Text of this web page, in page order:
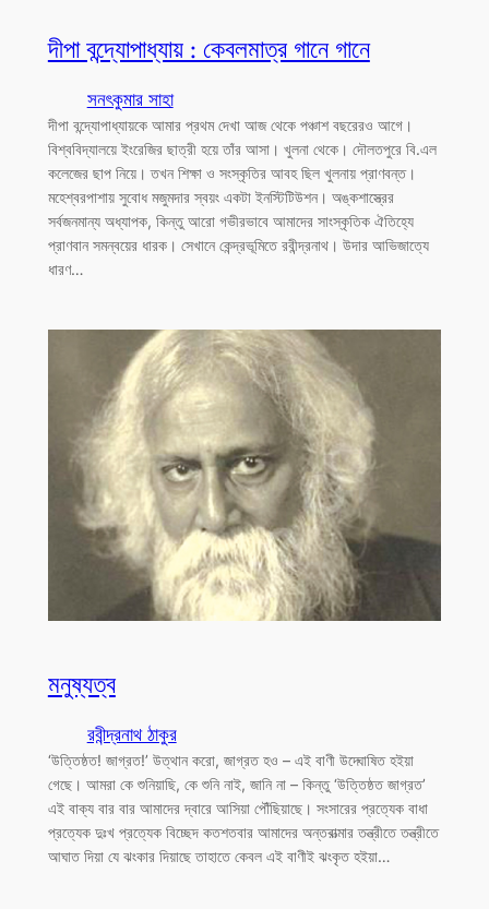
দীপা বন্দ্যোপাধ্যায় : কেবলমাত্র গানে গানে
সনৎকুমার সাহা
দীপা বন্দ্যোপাধ্যায়কে আমার প্রথম দেখা আজ থেকে পঞ্চাশ বছরেরও আগে।
বিশ্ববিদ্যালয়ে ইংরেজির ছাত্রী হয়ে তাঁর আসা। খুলনা থেকে। দৌলতপুরে বি.এল
কলেজের ছাপ নিয়ে। তখন শিক্ষা ও সংস্কৃতির আবহ ছিল খুলনায় প্রাণবন্ত।
মহেশ্বরপাশায় সুবোধ মজুমদার স্বয়ং একটা ইনস্টিটিউশন। অঙ্কশাস্ত্রের
সর্বজনমান্য অধ্যাপক, কিন্তু আরো গভীরভাবে আমাদের সাংস্কৃতিক ঐতিহ্যে
প্রাণবান সমন্বয়ের ধারক। সেখানে কেন্দ্রভূমিতে রবীন্দ্রনাথ। উদার আভিজাত্যে
ধারণ…
মনুষ্যত্ব
রবীন্দ্রনাথ ঠাকুর
‘উত্তিষ্ঠত! জাগ্রত!’ উত্থান করো, জাগ্রত হও – এই বাণী উদ্ঘোষিত হইয়া
গেছে। আমরা কে শুনিয়াছি, কে শুনি নাই, জানি না – কিন্তু ‘উত্তিষ্ঠত জাগ্রত’
এই বাক্য বার বার আমাদের দ্বারে আসিয়া পৌঁছিয়াছে। সংসারের প্রত্যেক বাধা
প্রত্যেক দুঃখ প্রত্যেক বিচ্ছেদ কতশতবার আমাদের অন্তরাত্মার তন্ত্রীতে তন্ত্রীতে
আঘাত দিয়া যে ঝংকার দিয়াছে তাহাতে কেবল এই বাণীই ঝংকৃত হইয়া…